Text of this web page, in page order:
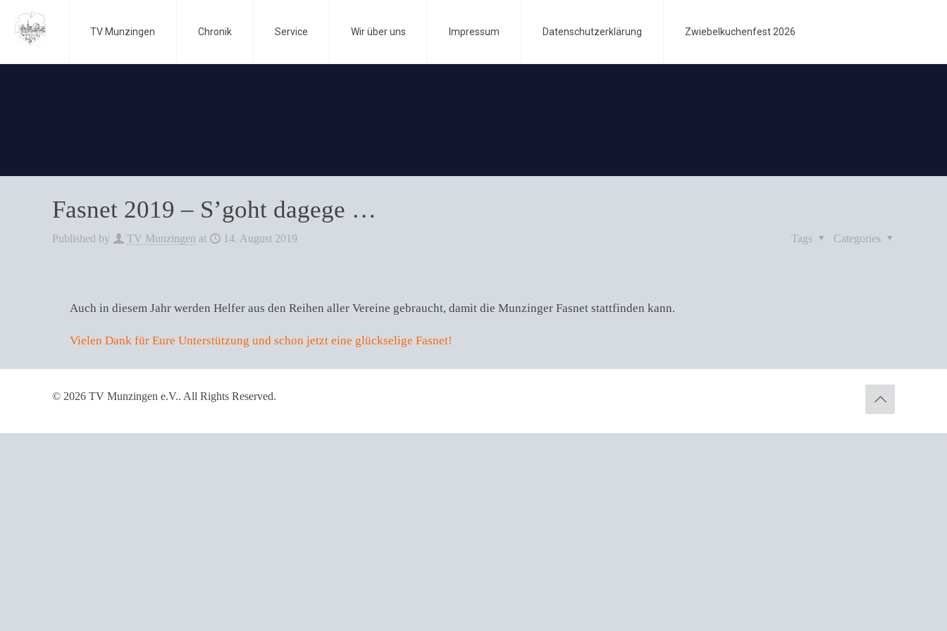
TV Munzingen Chronik Service Wir über uns Impressum Datenschutzerklärung Zwiebelkuchenfest 2026
Fasnet 2019 – S’goht dagege …
Published by TV Munzingen at 14. August 2019 Categories
Tags
Auch in diesem Jahr werden Helfer aus den Reihen aller Vereine gebraucht, damit die Munzinger Fasnet stattfinden kann.
Vielen Dank für Eure Unterstützung und schon jetzt eine glückselige Fasnet!
© 2026 TV Munzingen e.V.. All Rights Reserved.